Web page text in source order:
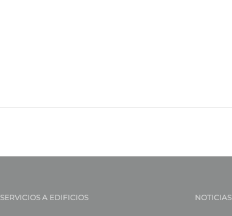
SERVICIOS A EDIFICIOS NOTICIAS